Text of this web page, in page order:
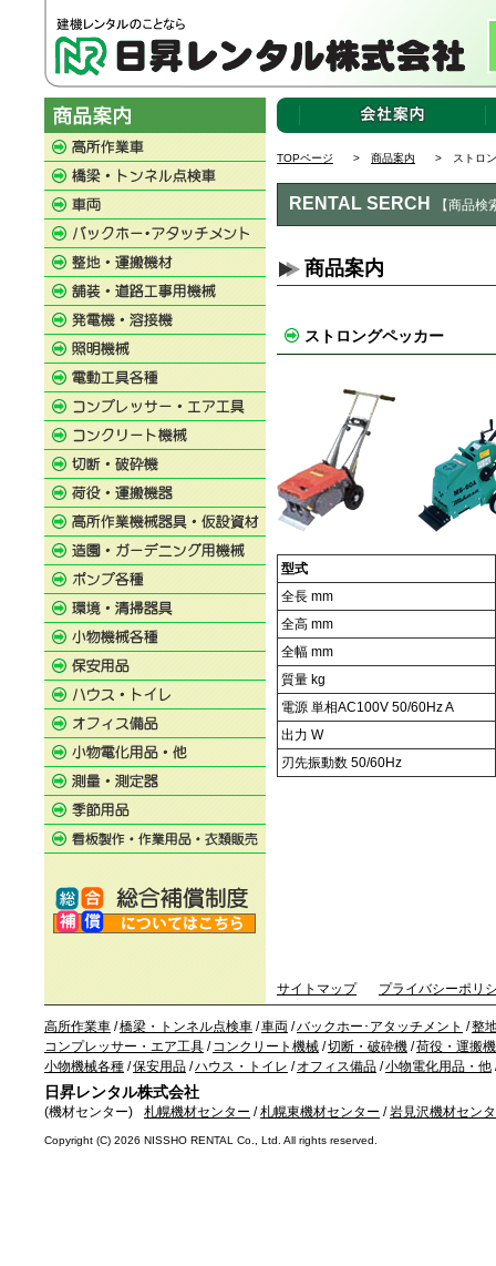
TOPページ > 商品案内 > ストロン
RENTAL SERCH 【商品検
商品案内
ストロングペッカー
型式
全長 mm
全高 mm
全幅 mm
質量 kg
電源 単相AC100V 50/60Hz A
出力 W
刃先振動数 50/60Hz
サイトマップ プライバシーポリ
高所作業車 /橋梁・トンネル点検車 /車両 /バックホー･アタッチメント /整
コンプレッサー・エア工具 / コンクリート機械 /切断・破砕機 /荷役・運搬
小物機械各種 /保安用品 /ハウス・トイレ / オフィス備品 /小物電化用品・他
日昇レンタル株式会社
(機材センター) 札幌機材センター /札幌東機材センター /岩見沢機材セン
Copyright (C) 2026 NISSHO RENTAL Co., Ltd. All rights reserved.